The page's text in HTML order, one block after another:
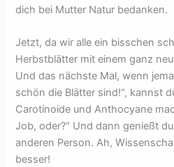
dich bei Mutter Natur bedanken.
Jetzt, da wir alle ein bisschen
Herbstblätter mit einem ganz
Und das nächste Mal, wenn
schön die Blätter sind!“, kannst
Carotinoide und Anthocyane
Job, oder?“ Und dann genießt
anderen Person. Ah,
besser!